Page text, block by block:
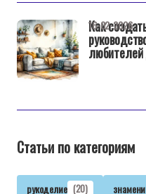
Как
16-02-2026
Статьи по категориям
рукоделие (20)